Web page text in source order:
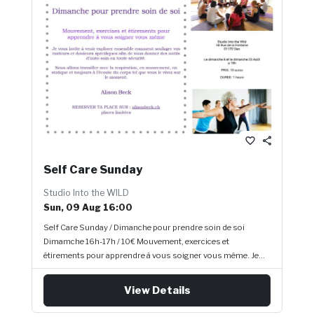
favorite_border share
Self Care Sunday
Studio Into the WILD
Sun, 09 Aug 16:00
Self Care Sunday / Dimanche pour prendre soin de soi
Dimamche 16h-17h / 10€ Mouvement, exercices et
étirements pour apprendre à vous soigner vous même. Je
vous invite à venir explorer ensemble comment soulager vos
avec la respiration, en mouvement, en statique et toujours à
View Details